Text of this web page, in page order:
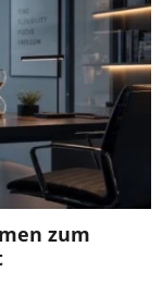
zum